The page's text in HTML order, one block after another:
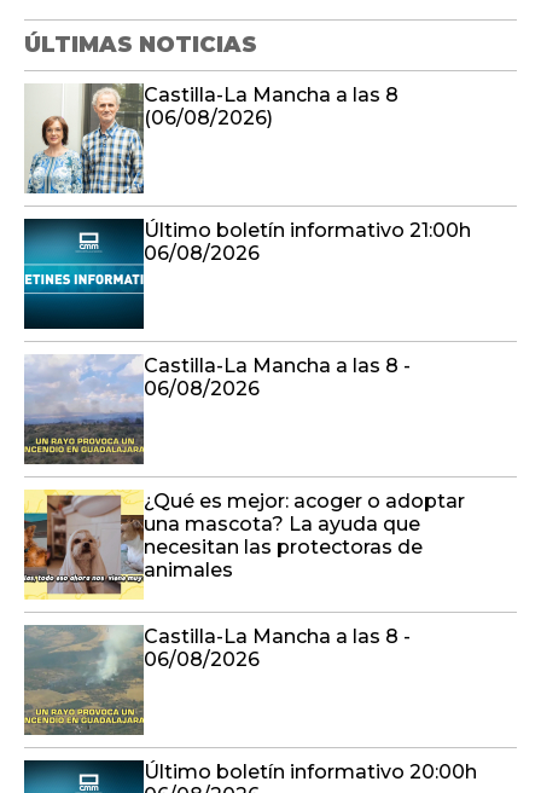
ÚLTIMAS NOTICIAS
Castilla-La Mancha a las 8
(06/08/2026)
Último boletín informativo 21:00h
06/08/2026
Castilla-La Mancha a las 8 -
06/08/2026
¿Qué es mejor: acoger o adoptar
una mascota? La ayuda que
necesitan las protectoras de
animales
Castilla-La Mancha a las 8 -
06/08/2026
Último boletín informativo 20:00h